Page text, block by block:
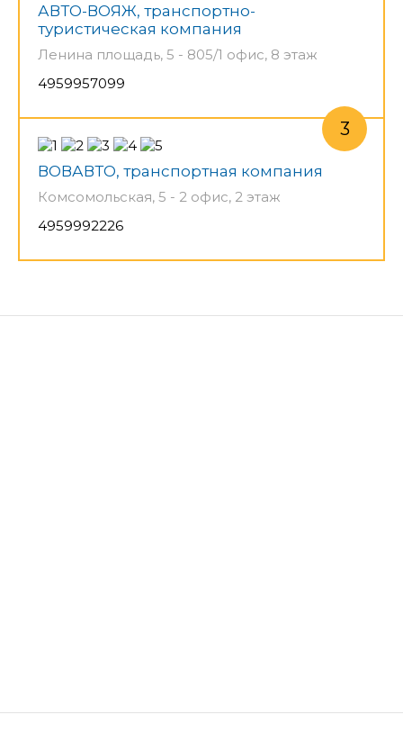
АВТО-ВОЯЖ, транспортно-
туристическая компания
Ленина площадь, 5 - 805/1 офис, 8 этаж
4959957099
ВОВАВТО, транспортная компания
Комсомольская, 5 - 2 офис, 2 этаж
4959992226